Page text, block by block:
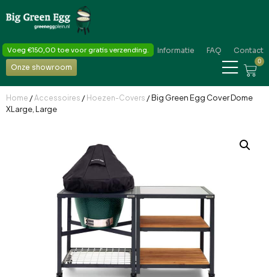
Voeg €150,00 toe voor gratis verzending. Informatie FAQ Contact
0
Onze showroom
Home /Accessoires / Hoezen-Covers / Big Green Egg Cover Dome
XLarge, Large